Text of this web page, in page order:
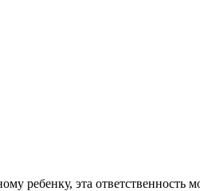
ребенку, эта ответственность